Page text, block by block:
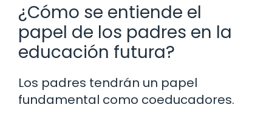
¿Cómo se entiende el
papel de los padres en la
educación futura?
Los padres tendrán un papel
fundamental como coeducadores.